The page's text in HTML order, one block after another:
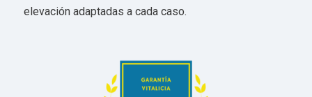
elevación adaptadas a cada caso.